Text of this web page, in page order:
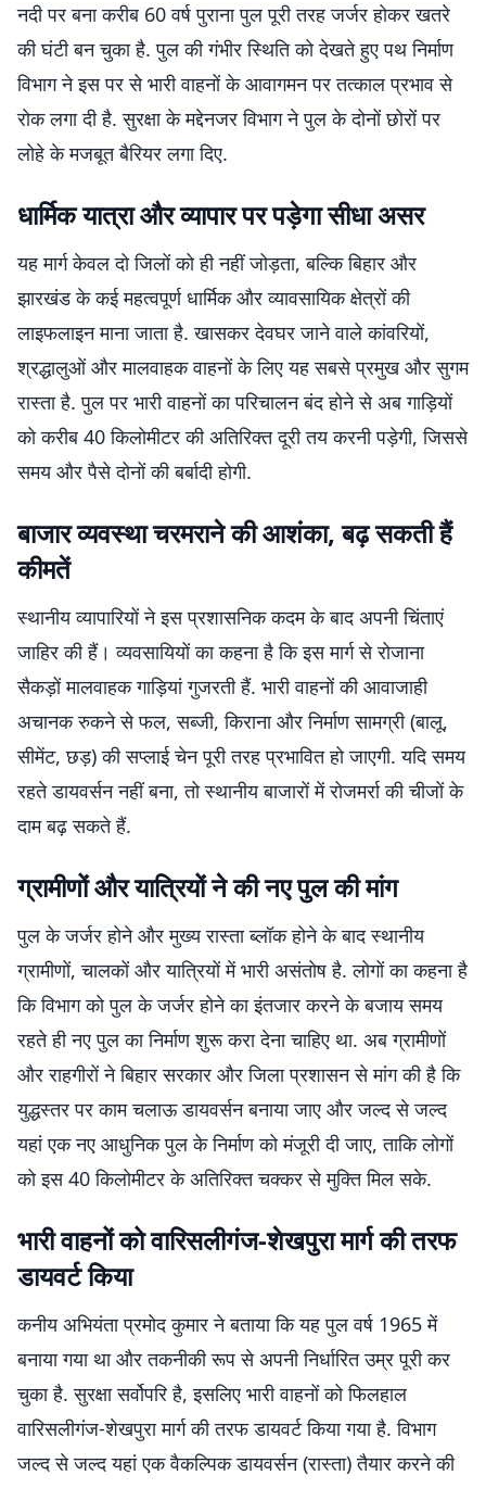
नदी पर बना करीब 60 वर्ष पुराना पुल पूरी तरह जर्जर होकर खतरे
की घंटी बन चुका है. पुल की गंभीर स्थिति को देखते हुए पथ निर्माण
विभाग ने इस पर से भारी वाहनों के आवागमन पर तत्काल प्रभाव से
रोक लगा दी है. सुरक्षा के मद्देनजर विभाग ने पुल के दोनों छोरों पर
लोहे के मजबूत बैरियर लगा दिए.
धार्मिक यात्रा और व्यापार पर पड़ेगा सीधा असर
यह मार्ग केवल दो जिलों को ही नहीं जोड़ता, बल्कि बिहार और
झारखंड के कई महत्वपूर्ण धार्मिक और व्यावसायिक क्षेत्रों की
लाइफलाइन माना जाता है. खासकर देवघर जाने वाले कांवरियों,
श्रद्धालुओं और मालवाहक वाहनों के लिए यह सबसे प्रमुख और सुगम
रास्ता है. पुल पर भारी वाहनों का परिचालन बंद होने से अब गाड़ियों
को करीब 40 किलोमीटर की अतिरिक्त दूरी तय करनी पड़ेगी, जिससे
समय और पैसे दोनों की बर्बादी होगी.
बाजार व्यवस्था चरमराने की आशंका, बढ़ सकती हैं
कीमतें
स्थानीय व्यापारियों ने इस प्रशासनिक कदम के बाद अपनी चिंताएं
जाहिर की हैं। व्यवसायियों का कहना है कि इस मार्ग से रोजाना
सैकड़ों मालवाहक गाड़ियां गुजरती हैं. भारी वाहनों की आवाजाही
अचानक रुकने से फल, सब्जी, किराना और निर्माण सामग्री (बालू,
सीमेंट, छड़) की सप्लाई चेन पूरी तरह प्रभावित हो जाएगी. यदि समय
रहते डायवर्सन नहीं बना, तो स्थानीय बाजारों में रोजमर्रा की चीजों के
दाम बढ़ सकते हैं.
ग्रामीणों और यात्रियों ने की नए पुल की मांग
पुल के जर्जर होने और मुख्य रास्ता ब्लॉक होने के बाद स्थानीय
ग्रामीणों, चालकों और यात्रियों में भारी असंतोष है. लोगों का कहना है
कि विभाग को पुल के जर्जर होने का इंतजार करने के बजाय समय
रहते ही नए पुल का निर्माण शुरू करा देना चाहिए था. अब ग्रामीणों
और राहगीरों ने बिहार सरकार और जिला प्रशासन से मांग की है कि
युद्धस्तर पर काम चलाऊ डायवर्सन बनाया जाए और जल्द से जल्द
यहां एक नए आधुनिक पुल के निर्माण को मंजूरी दी जाए, ताकि लोगों
को इस 40 किलोमीटर के अतिरिक्त चक्कर से मुक्ति मिल सके.
भारी वाहनों को वारिसलीगंज-शेखपुरा मार्ग की तरफ
डायवर्ट किया
कनीय अभियंता प्रमोद कुमार ने बताया कि यह पुल वर्ष 1965 में
बनाया गया था और तकनीकी रूप से अपनी निर्धारित उम्र पूरी कर
चुका है. सुरक्षा सर्वोपरि है, इसलिए भारी वाहनों को फिलहाल
वारिसलीगंज-शेखपुरा मार्ग की तरफ डायवर्ट किया गया है. विभाग
जल्द से जल्द यहां एक वैकल्पिक डायवर्सन (रास्ता) तैयार करने की